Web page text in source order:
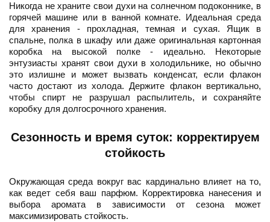
Никогда не храните свои духи на солнечном подоконнике, в
горячей машине или в ванной комнате. Идеальная среда
для хранения - прохладная, темная и сухая. Ящик в
спальне, полка в шкафу или даже оригинальная картонная
коробка на высокой полке - идеально. Некоторые
энтузиасты хранят свои духи в холодильнике, но обычно
это излишне и может вызвать конденсат, если флакон
часто достают из холода. Держите флакон вертикально,
чтобы спирт не разрушал распылитель, и сохраняйте
коробку для долгосрочного хранения.
Сезонность и время суток: корректируем
стойкость
Окружающая среда вокруг вас кардинально влияет на то,
как ведет себя ваш парфюм. Корректировка нанесения и
выбора аромата в зависимости от сезона может
максимизировать стойкость.